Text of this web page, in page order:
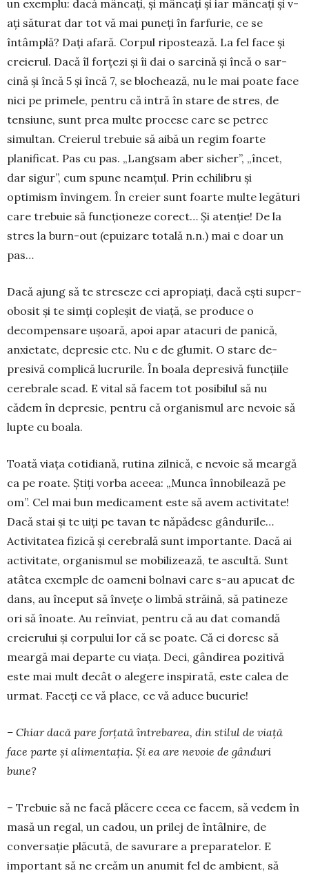
un exemplu: dacă mâncați, și mâncați și iar mân­cați și v-
ați săturat dar tot vă mai puneți în farfurie, ce se
întâm­plă? Dați afară. Corpul ripostează. La fel face și
creierul. Dacă îl for­țezi și îi dai o sarcină și încă o sar­
cină și încă 5 și încă 7, se blochea­ză, nu le mai poate face
nici pe primele, pentru că intră în stare de stres, de
tensiune, sunt prea multe procese care se petrec
simultan. Creierul trebuie să aibă un regim foarte
planificat. Pas cu pas. „Lang­sam aber sicher”, „încet,
dar sigur”, cum spune neamțul. Prin echilibru și
optimism învingem. În creier sunt foarte multe legături
care trebuie să func­ționeze co­rect… Și atenție! De la
stres la burn-out (epuizare totală n.n.) mai e doar un
pas…
Dacă ajung să te streseze cei apropiați, dacă ești super-
obosit și te simți copleșit de viață, se produce o
decompensare ușoară, apoi apar atacuri de panică,
anxietate, depresie etc. Nu e de glumit. O stare de­
presivă com­plică lucrurile. În boala depresivă func­țiile
cere­brale scad. E vital să facem tot posibilul să nu
cădem în depresie, pentru că organismul are nevoie să
lupte cu boala.
Toată viața cotidiană, rutina zil­nică, e nevoie să meargă
ca pe roate. Știți vorba aceea: „Munca înnobilează pe
om”. Cel mai bun medicament este să avem activitate!
Dacă stai și te uiți pe tavan te năpădesc gândurile…
Activi­tatea fizică și cerebrală sunt importante. Dacă ai
activi­tate, organismul se mobilizează, te ascultă. Sunt
atâtea exemple de oameni bolnavi care s-au apucat de
dans, au început să învețe o limbă străină, să patineze
ori să înoate. Au reînviat, pentru că au dat comandă
creierului și corpului lor că se poate. Că ei doresc să
meargă mai departe cu viața. Deci, gân­direa pozitivă
este mai mult decât o alegere inspirată, este calea de
urmat. Faceți ce vă place, ce vă aduce bucurie!
– Chiar dacă pare forțată întrebarea, din stilul de viață
face parte și alimentația. Și ea are nevoie de gânduri
bune?
– Trebuie să ne facă plăcere ceea ce facem, să ve­dem în
masă un regal, un cadou, un prilej de în­tâl­­nire, de
conversație plăcută, de savurare a pre­pa­ratelor. E
important să ne creăm un anumit fel de ambient, să